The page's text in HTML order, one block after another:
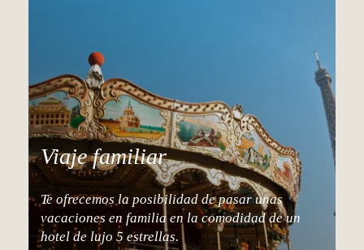
Viaje familiar
Te ofrecemos la posibilidad de pasar unas
vacaciones en familia en la comodidad de un
hotel de lujo 5 estrellas.